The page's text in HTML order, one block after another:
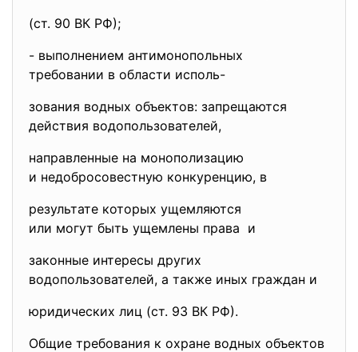
(ст. 90 ВК РФ);
- выполнением антимонопольных
требовании в области исполь-
зования водных объектов: запрещаются
действия водопользователей,
направленные на монополизацию
и недобросовестную конкуренцию, в
результате которых ущемляются
или могут быть ущемлены права и
законные интересы других
водопользователей, а также иных граждан и
юридических лиц (ст. 93 ВК РФ).
Общие требования к охране водных объектов